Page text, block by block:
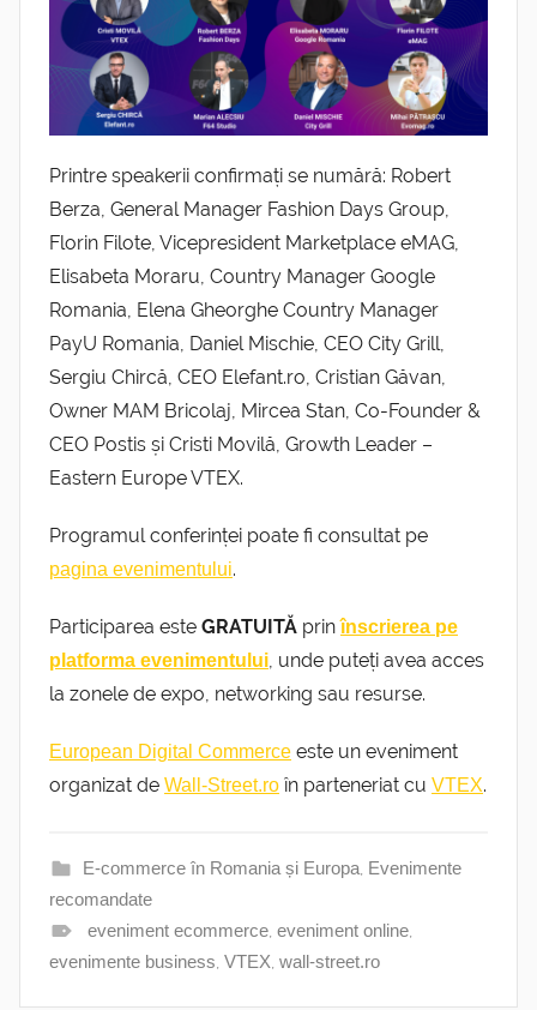
Printre speakerii confirmați se numără: Robert
Berza, General Manager Fashion Days Group,
Florin Filote, Vicepresident Marketplace eMAG,
Elisabeta Moraru, Country Manager Google
Romania, Elena Gheorghe Country Manager
PayU Romania, Daniel Mischie, CEO City Grill,
Sergiu Chircă, CEO Elefant.ro, Cristian Găvan,
Owner MAM Bricolaj, Mircea Stan, Co-Founder &
CEO Postis și Cristi Movilă, Growth Leader –
Eastern Europe VTEX.
Programul conferinței poate fi consultat pe
pagina evenimentului.
Participarea este GRATUITĂ prinînscrierea pe
platforma evenimentului, unde puteți avea acces
la zonele de expo, networking sau resurse.
European Digital Commerce este un eveniment
organizat de Wall-Street.ro în parteneriat cu VTEX.
E-commerce în Romania și Europa, Evenimente
recomandate
eveniment ecommerce, eveniment online,
evenimente business, VTEX, wall-street.ro